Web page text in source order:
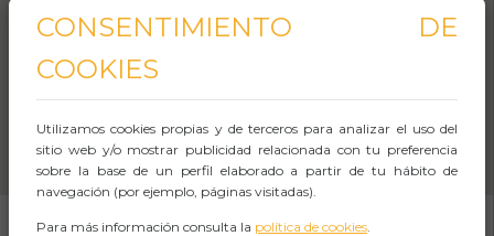
CONSENTIMIENTO DE
COOKIES
Utilizamos cookies propias y de terceros para analizar el uso del
sitio web y/o mostrar publicidad relacionada con tu preferencia
sobre la base de un perfil elaborado a partir de tu hábito de
navegación (por ejemplo, páginas visitadas).
Para más información consulta la política de cookies